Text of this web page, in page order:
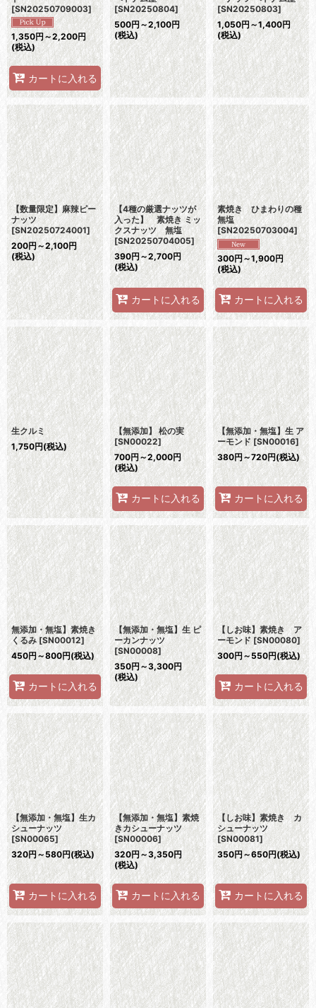
[SN20250709003]
1,350円～2,200円
(税込)
カートに入れる
[SN20250804]
500円～2,100円
(税込)
[SN20250803]
1,050円 ～1,400円
(税込)
【数量限定】麻辣ピー
ナッツ
[SN20250724001]
200円～2,100円
(税込)
【4種の厳選ナッツが
入った】 素焼き ミッ
クスナッツ 無塩
[SN20250704005]
390円～2,700円
(税込)
カートに入れる
素焼き ひまわりの種
無塩
[SN20250703004]
300円 ～1,900円
(税込)
カートに入れる
生クルミ
1,750円(税込)
【無添加】 松の実
[SN00022]
700円～2,000円
(税込)
カートに入れる
【無添加・無塩】生 ア
ーモンド [SN00016]
380円 ～720円(税込)
カートに入れる
無添加・無塩】素焼き
くるみ [SN00012]
450円～800円(税込)
カートに入れる
【無添加・無塩】生 ピ
ーカンナッツ
[SN00008]
350円～3,300円
(税込)
【しお味】素焼き ア
ーモンド [SN00080]
300円～550円(税込)
カートに入れる
【無添加・無塩】生カ
シューナッツ
[SN00065]
320円 ～580円(税込)
カートに入れる
【無添加・無塩】素焼
きカシューナッツ
[SN00006]
320円～3,350円
(税込)
カートに入れる
【しお味】素焼き カ
シューナッツ
[SN00081]
350円～650円(税込)
カートに入れる